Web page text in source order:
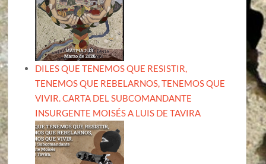
DILES QUE TENEMOS QUE RESISTIR,
TENEMOS QUE REBELARNOS, TENEMOS QUE
VIVIR. CARTA DEL SUBCOMANDANTE
INSURGENTE MOISÉS A LUIS DE TAVIRA